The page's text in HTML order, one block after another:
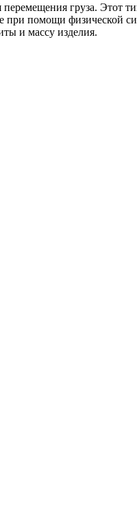
груза. Этот
помощи физической
и массу изделия.